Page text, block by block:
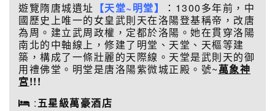
遊覽隋唐城遺址 【天堂~明堂】
：1300多年前，中
國歷史上唯一的女皇武則天在洛陽登基稱帝，改唐
為周。建立武周政權，定都於洛陽。她在貫穿洛陽
南北的中軸線上，修建了明堂、天堂、天樞等建
築，構成了一條壯麗的天際線。天堂是武則天的御
用禮佛堂。明堂是唐洛陽紫微城正殿。號~萬象神
宮!!!
:五星級萬豪酒店